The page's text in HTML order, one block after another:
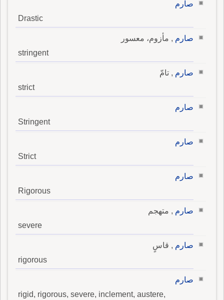
صارم
Drastic
صارم , مأزوم، معسور
stringent
صارم , تامّ
strict
صارم
Stringent
صارم
Strict
صارم
Rigorous
صارم , متهجم
severe
صارم , قاسٍ
rigorous
صارم
rigid, rigorous, severe, inclement, austere,